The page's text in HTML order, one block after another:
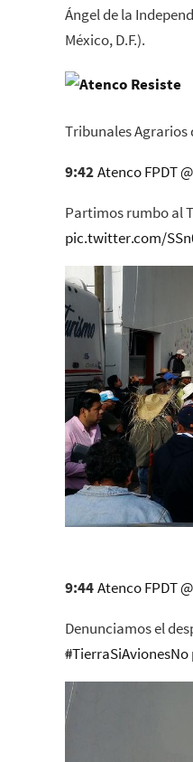
Ángel de la
México, D.F.).
Tribunales Agrarios
9:42Atenco FPDT@
Partimos rumbo al
pic.twitter.com/
9:44Atenco FPDT@
Denunciamos el
#TierraSiAvionesNo